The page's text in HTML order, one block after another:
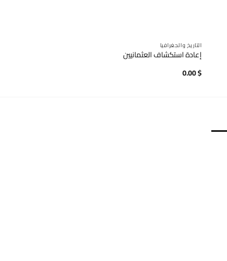
التاريخ والجغرافيا
إعادة استكشاف العثمانيين
0.00$